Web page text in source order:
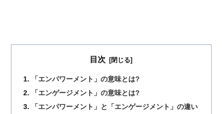
目次
「エンパワーメント」の意味とは?
「エンゲージメント」の意味とは?
「エンパワーメント」と「エンゲージメント」の違い